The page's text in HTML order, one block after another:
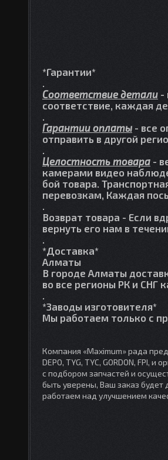
*Гарантии*
.
Соответствие детали -
соответствие, каждая
.
Гарантии оплаты - все
отправить в другой
.
Целостность товара -
камерами видео
бой товара.
перевозкам, Каждая
.
Возврат товара - Если
вернуть его нам в
.
*Доставка*
Алматы
В городе Алматы
во все регионы РК и СНГ
.
*Заводы изготовителя*
Мы работаем только с
Компания «Maximum» рада
DEPO, TYG, TYC, GORDON,
с подбором запчастей и
быть уверены, Ваш заказ будет
работаем над улучшением